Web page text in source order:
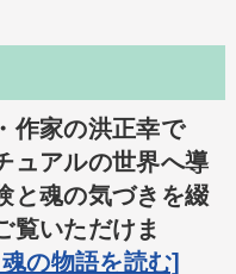
作家の洪正幸で
ュアルの世界へ導
魂の気づきを綴
覧いただけま
の物語を読む]